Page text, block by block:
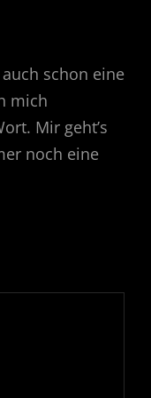
schon eine
mich
Mir geht’s
noch eine